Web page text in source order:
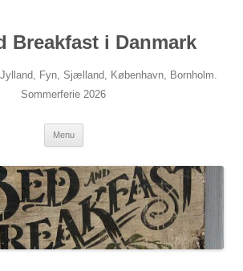
Breakfast i Danmark
Fyn, Sjælland, København, Bornholm.
Sommerferie 2026
Menu